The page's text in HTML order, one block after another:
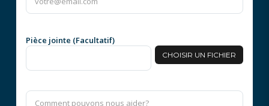
Pièce jointe (Facultatif)
CHOISIR UN FICHIER